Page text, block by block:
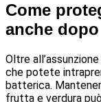
Come
anche
Oltre
che potete
batterica.
frutta e verdura